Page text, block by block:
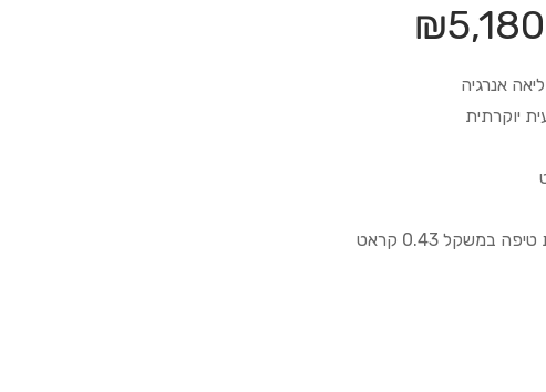
₪
אנרגיה
יוקרתית